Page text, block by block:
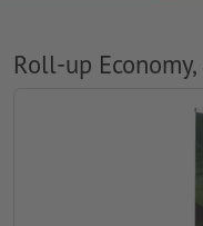
Roll-up